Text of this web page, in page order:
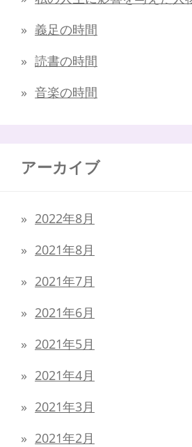
義足の時間
読書の時間
音楽の時間
アーカイブ
2022年8月
2021年8月
2021年7月
2021年6月
2021年5月
2021年4月
2021年3月
2021年2月